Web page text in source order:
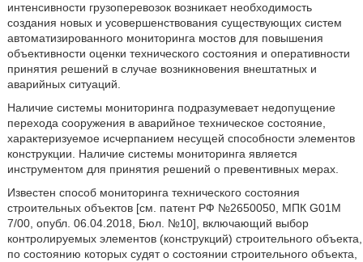
интенсивности грузоперевозок возникает необходимость
создания новых и усовершенствования существующих систем
автоматизированного мониторинга мостов для повышения
объективности оценки технического состояния и оперативности
принятия решений в случае возникновения внештатных и
аварийных ситуаций.
Наличие системы мониторинга подразумевает недопущение
перехода сооружения в аварийное техническое состояние,
характеризуемое исчерпанием несущей способности элементов
конструкции. Наличие системы мониторинга является
инструментом для принятия решений о превентивных мерах.
Известен способ мониторинга технического состояния
строительных объектов [см. патент РФ №2650050, МПК G01M
7/00, опубл. 06.04.2018, Бюл. №10], включающий выбор
контролируемых элементов (конструкций) строительного объекта,
по состоянию которых судят о состоянии строительного объекта,